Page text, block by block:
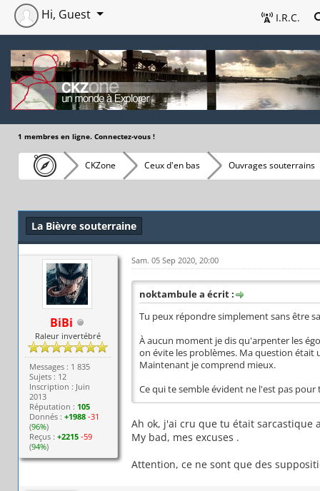
I.R.C.
Hi, Guest
1 membres en ligne. Connectez-vous !
CKZone Ceux d'en bas Ouvrages souterrains
La Bièvre souterraine
BiBi
Raleur invertébré
Messages : 1 835
Sujets : 12
Inscription : Juin
2013
Réputation : 105
Donnés :+1988 -31
(96%)
Reçus :+2215 -59
(94%)
Sam. 05 Sep 2020, 20:00
noktambule a écrit :
Tu peux répondre simplement sans être
À aucun moment je dis qu'arpenter les
on évite les problèmes. Ma question
Maintenant je comprend mieux.
Ce qui te semble évident ne l'est pas
Ah ok, j'ai cru que tu était sarcastique
My bad, mes excuses .
Attention, ce ne sont que des